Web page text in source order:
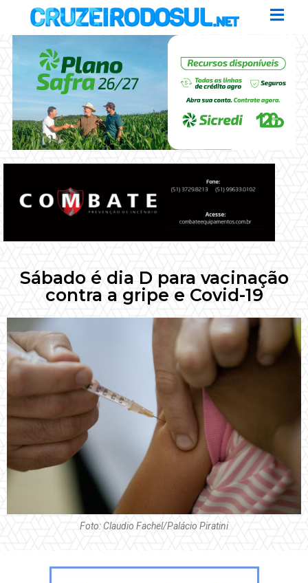
Sábado é dia D para vacinação
contra a gripe e Covid-19
Foto: Claudio Fachel/Palácio Piratini